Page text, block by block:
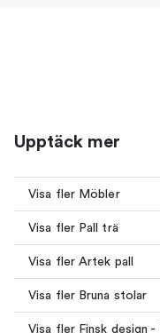
Upptäck mer
Visa fler Möbler
Visa fler Pall trä
Visa fler Artek pall
Visa fler Bruna stolar
Visa fler Finsk design -